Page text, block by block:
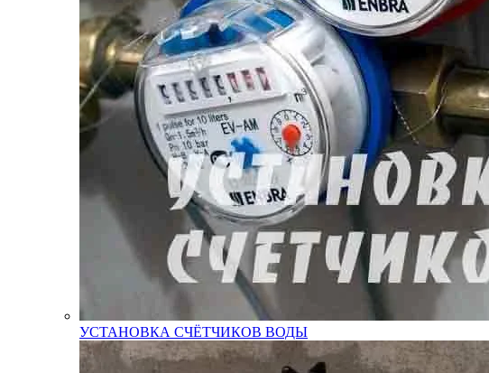
УСТАНОВКА СЧЁТЧИКОВ ВОДЫ